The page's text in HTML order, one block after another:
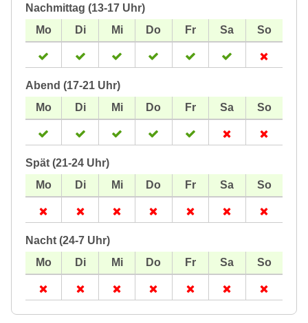
Nachmittag (13-17 Uhr)
Abend (17-21 Uhr)
Spät (21-24 Uhr)
Nacht (24-7 Uhr)